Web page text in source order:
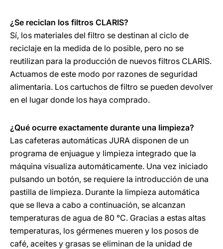
¿Se reciclan los filtros CLARIS?
Sí, los materiales del filtro se destinan al ciclo de
reciclaje en la medida de lo posible, pero no se
reutilizan para la producción de nuevos filtros CLARIS.
Actuamos de este modo por razones de seguridad
alimentaria. Los cartuchos de filtro se pueden devolver
en el lugar donde los haya comprado.
¿Qué ocurre exactamente durante una limpieza?
Las cafeteras automáticas JURA disponen de un
programa de enjuague y limpieza integrado que la
máquina visualiza automáticamente. Una vez iniciado
pulsando un botón, se requiere la introducción de una
pastilla de limpieza. Durante la limpieza automática
que se lleva a cabo a continuación, se alcanzan
temperaturas de agua de 80 °C. Gracias a estas altas
temperaturas, los gérmenes mueren y los posos de
café, aceites y grasas se eliminan de la unidad de